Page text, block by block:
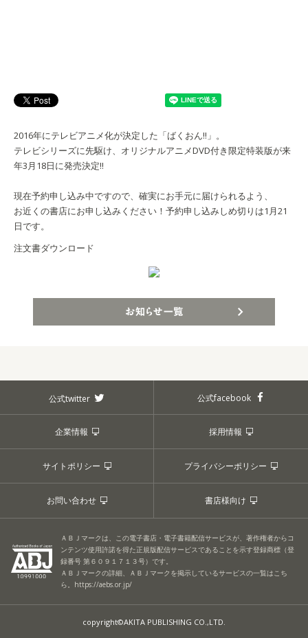
2016年にテレビアニメ化が決定した「ばくおん!!」。
テレビシリーズに先駆け、オリジナルアニメDVD付き限定特装版が来
年3月18日に発売決定!!
現在予約申し込み中ですので、確実にお手元に届けられるよう、
お近くの書店にお申し込みください！予約申し込みしめ切りは1月21
日です。
注文書ダウンロード
公式twitter 公式facebook
企業情報 採用情報
サイトポリシー プライバシーポリシー
お問い合わせ 書店様向け
ＡＢＪマークは、この電子書店・電子書籍配信サービスが、著作権者からコ
ンテンツ使用許諾を得た正規版配信サービスであることを示す登録商標（登
録番号 第６０９１７１３号）です。
ＡＢＪマークの詳細、ＡＢＪマークを掲示しているサービスの一覧はこち
ら。 https://aebs.or.jp/
copyright©AKITA PUBLISHING CO.,LTD.